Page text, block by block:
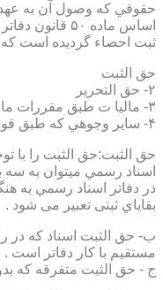
حقوقي كه وصول آن به
ثبت احصاء گرديده است كه
حق الثبت
۲- حق التحرير
۳- ماليا ت طبق مقررات مالياتي
۴- ساير وجوهي كه طبق قوانين ديگر محول شده باشد
حق الثبت:حق الثبت را با
اسناد رسمي ميتوان به
در دفاتر اسناد رسمي به
بقاياي ثبتی تعبیر می شود .
ب- حق الثبت اسناد كه در
مستقيم با كار دفاتر است .
ج - حق الثبت متفرقه كه